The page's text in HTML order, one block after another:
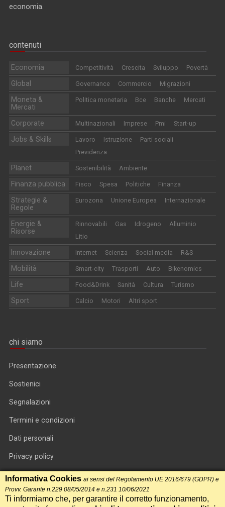
economia.
contenuti
Economia Competitività Crescita Sviluppo Povertà
Global Governance Commercio Migrazioni
Moneta &
Mercati
Politica monetaria Bce Banche Mercati
Corporate Multinazionali Imprese Pmi Start-up
Jobs & Skills Lavoro Istruzione
Parti sociali
Previdenza
Planet Sostenibilità Ambiente
Finanza pubblica Fisco Spesa Politiche Finanza
Strategie &
Regole
Eurozona Unione Europea Internazionale
Energie &
Risorse
Rinnovabili Gas Idrogeno
Alluminio
Litio
Innovazione Internet Scienza Social media R&S
Mobilità Smart-city Trasporti Auto Bikenomics
Life Food&Drink Sanità Cultura Turismo
Sport Calcio Motori Altri sport
chi siamo
Presentazione
Sostienici
Segnalazioni
Termini e condizioni
Dati personali
Privacy policy
Informativa cookie
RSS feed
Informativa Cookies ai sensi del Regolamento UE 2016/679 (GDPR) e
Provv. Garante n.229 08/05/2014 e n.231 10/06/2021
Ti informiamo che, per garantire il corretto funzionamento,